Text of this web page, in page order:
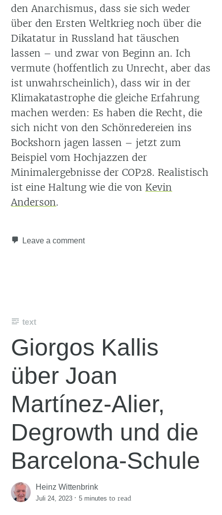
den Anarchismus, dass sie sich weder
über den Ersten Weltkrieg noch über die
Dikatatur in Russland hat täuschen
lassen – und zwar von Beginn an. Ich
vermute (hoffentlich zu Unrecht, aber das
ist unwahrscheinlich), dass wir in der
Klimakatastrophe die gleiche Erfahrung
machen werden: Es haben die Recht, die
sich nicht von den Schönredereien ins
Bockshorn jagen lassen – jetzt zum
Beispiel vom Hochjazzen der
Minimalergebnisse der COP28. Realistisch
ist eine Haltung wie die von Kevin
Anderson.
Leave a comment
text
Giorgos Kallis
über Joan
Martínez-Alier,
Degrowth und die
Barcelona-Schule
Heinz Wittenbrink
Juli 24, 2023 ·5 minutes to read